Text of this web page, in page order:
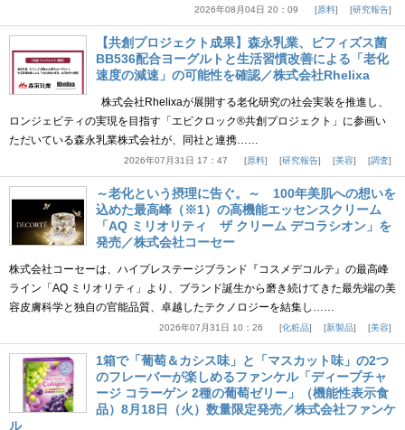
2026年08月04日 20：09 原料 研究報告
【共創プロジェクト成果】森永乳業、ビフィズス菌
BB536配合ヨーグルトと生活習慣改善による「老化
速度の減速」の可能性を確認／株式会社Rhelixa
株式会社Rhelixaが展開する老化研究の社会実装を推進し、
ロンジェビティの実現を目指す「エピクロック®共創プロジェクト」に参画い
ただいている森永乳業株式会社が、同社と連携……
2026年07月31日 17：47 原料 研究報告 美容 調査
～老化という摂理に告ぐ。～ 100年美肌への想いを
込めた最高峰（※1）の高機能エッセンスクリーム
「AQ ミリオリティ ザ クリーム デコラシオン」を
発売／株式会社コーセー
株式会社コーセーは、ハイプレステージブランド『コスメデコルテ』の最高峰
ライン「AQ ミリオリティ」より、ブランド誕生から磨き続けてきた最先端の美
容皮膚科学と独自の官能品質、卓越したテクノロジーを結集し……
2026年07月31日 10：26 化粧品 新製品 美容
1箱で「葡萄＆カシス味」と「マスカット味」の2つ
のフレーバーが楽しめるファンケル「ディープチャ
ージ コラーゲン 2種の葡萄ゼリー」（機能性表示食
品）8月18日（火）数量限定発売／株式会社ファンケ
ル